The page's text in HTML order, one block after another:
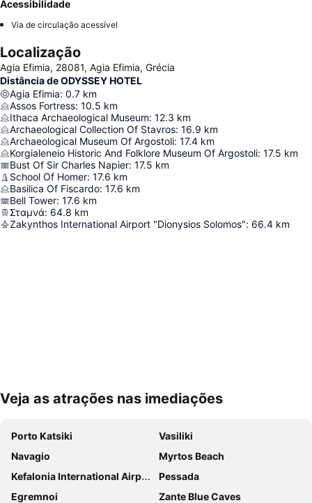
Acessibilidade
Via de circulação acessível
Localização
Agia Efimia, 28081, Agia Efimia, Grécia
Distância de ODYSSEY HOTEL
Agia Efimia: 0.7 km
Assos Fortress: 10.5 km
Ithaca Archaeological Museum: 12.3 km
Archaeological Collection Of Stavros: 16.9 km
Archaeological Museum Of Argostoli: 17.4 km
Korgialeneio Historic And Folklore Museum Of Argostoli: 17.5 km
Bust Of Sir Charles Napier: 17.5 km
School Of Homer: 17.6 km
Basilica Of Fiscardo: 17.6 km
Bell Tower: 17.6 km
Σταμνά: 64.8 km
Zakynthos International Airport "Dionysios Solomos": 66.4 km
Ampliar mapa
Veja as atrações nas imediações
Porto Katsiki
Vasiliki
Navagio
Myrtos Beach
Kefalonia International Airport
Pessada
Egremnoi
Zante Blue Caves